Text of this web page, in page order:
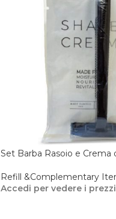
Set Barba Rasoio e Crema
Refill &Complementary
Accedi per vedere i prezzi